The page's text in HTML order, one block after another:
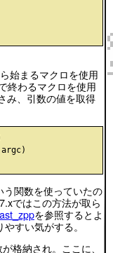
始まるマクロを使用
終わるマクロを使用
み、引数の値を取得
関数を使っていたの
ではこの方法が取ら
を参照するとよ
すい気がする。
格納され。ここに、